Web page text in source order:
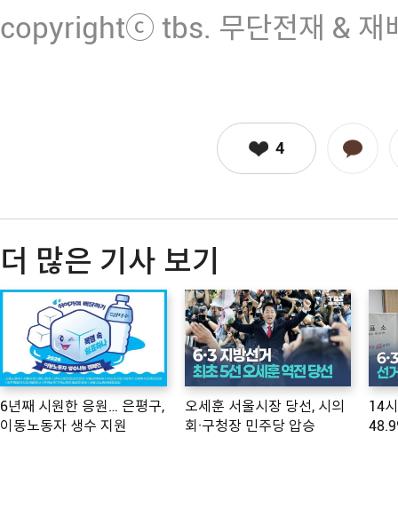
copyrightⓒ tbs. 무단전재 & 재
4
더 많은 기사 보기
6년째 시원한 응원… 은평구,
이동노동자 생수 지원
오세훈 서울시장 당선, 시의
회·구청장 민주당 압승
14